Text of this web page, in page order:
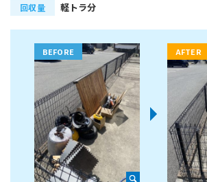
回収量 軽トラ分